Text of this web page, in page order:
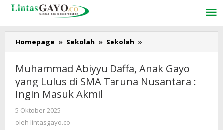
Lewati
konten
Homepage » Sekolah » Sekolah »
Abiyyu
Daffa,
Anak
Gayo
Muhammad Abiyyu Daffa, Anak Gayo
yang Lulus di SMA Taruna Nusantara :
Ingin Masuk Akmil
5 Oktober 2025
lintasgayo.co
oleh lintasgayo.co